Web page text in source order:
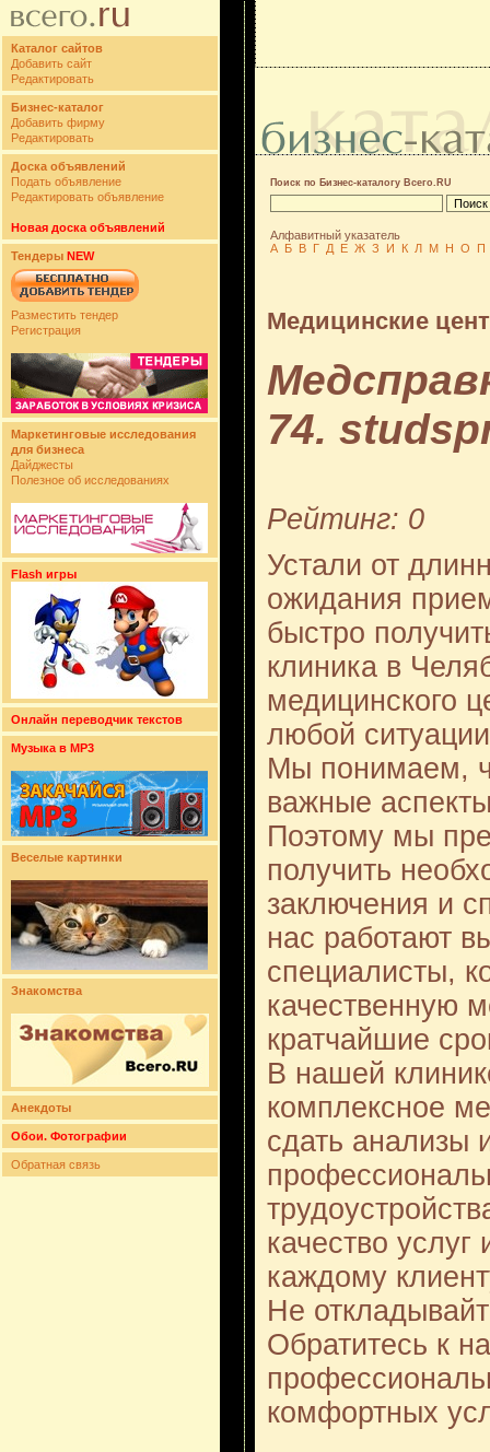
Каталог сайтов
Добавить сайт
Редактировать
Бизнес-каталог
Добавить фирму
Редактировать
Доска объявлений
Подать объявление
Редактировать объявление
Новая доска объявлений
Тендеры NEW
Разместить тендер
Регистрация
Маркетинговые исследования
для бизнеса
Дайджесты
Полезное об исследованиях
Flash игры
Онлайн переводчик текстов
Музыка в MP3
Веселые картинки
Знакомства
Анекдоты
Обои. Фотографии
Обратная связь
Поиск по Бизнес-каталогу Всего.RU
Алфавитный указатель
А Б В Г Д Е Ж З И К Л М Н О П
Медицинские
74.
Рейтинг: 0
Устали от
ожидания
быстро
клиника в
медицинского
любой
Мы понимаем,
важные
Поэтому мы
получить
заключения и
нас работают
специалисты,
качественную
кратчайшие
В нашей
комплексное
сдать анализы
качество
каждому
Не
Обратитесь к
комфортных